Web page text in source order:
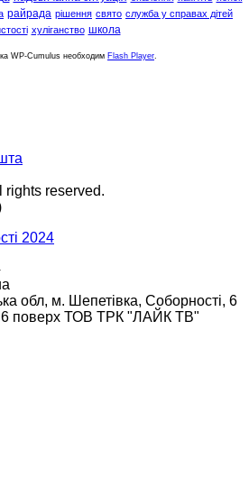
райрада рішення свято служба у справах дітей
хуліганство школа
WP-Cumulus необходим Flash Player
rights reserved.
2024
обл, м. Шепетівка, Соборності, 6
6 поверх ТОВ ТРК "ЛАЙК ТВ"